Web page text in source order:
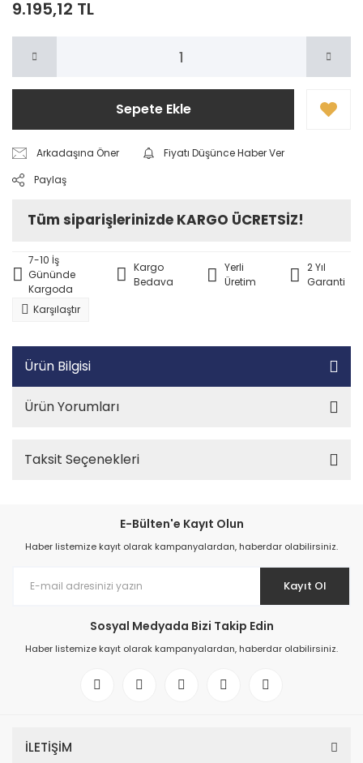
9.195,12 TL
Sepete Ekle
Arkadaşına Öner
Fiyatı Düşünce Haber Ver
Paylaş
Tüm siparişlerinizde KARGO ÜCRETSİZ!
7-10 İş
Gününde
Kargoda
Kargo
Bedava
Yerli
Üretim
2 Yıl
Garanti
Karşılaştır
Ürün Bilgisi
Ürün Yorumları
Taksit Seçenekleri
E-Bülten'e Kayıt Olun
Haber listemize kayıt olarak kampanyalardan, haberdar olabilirsiniz.
Kayıt Ol
Sosyal Medyada Bizi Takip Edin
Haber listemize kayıt olarak kampanyalardan, haberdar olabilirsiniz.
İLETİŞİM